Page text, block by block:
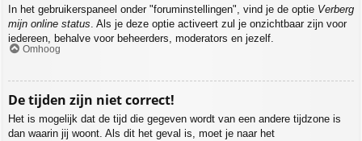
In het gebruikerspaneel onder "foruminstellingen", vind je de optie Verberg
mijn online status . Als je deze optie activeert zul je onzichtbaar zijn voor
iedereen, behalve voor beheerders, moderators en jezelf.
Omhoog
De tijden zijn niet correct!
Het is mogelijk dat de tijd die gegeven wordt van een andere tijdzone is
dan waarin jij woont. Als dit het geval is, moet je naar het